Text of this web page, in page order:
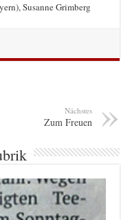
Susanne Grimberg
Nächstes
Zum Freuen